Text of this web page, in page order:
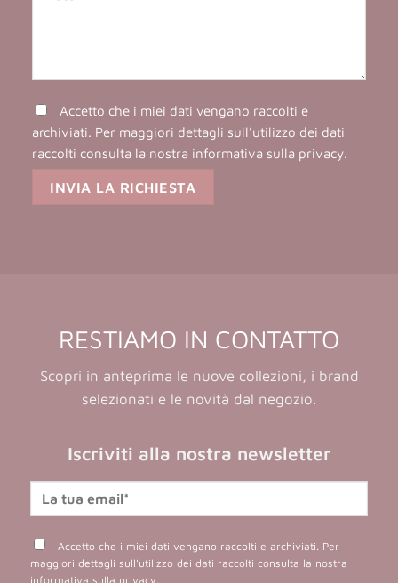
Accetto che i miei dati vengano raccolti e
archiviati. Per maggiori dettagli sull'utilizzo dei dati
raccolti consulta la nostra informativa sulla privacy.
RESTIAMO IN CONTATTO
Scopri in anteprima le nuove collezioni, i brand
selezionati e le novità dal negozio.
Iscriviti alla nostra newsletter
Accetto che i miei dati vengano raccolti e archiviati. Per
maggiori dettagli sull'utilizzo dei dati raccolti consulta la nostra
informativa sulla privacy.